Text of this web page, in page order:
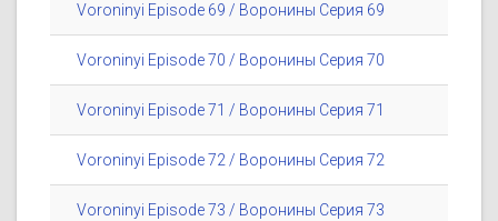
Voroninyi Episode 69 / Воронины Серия 69
Voroninyi Episode 70 / Воронины Серия 70
Voroninyi Episode 71 / Воронины Серия 71
Voroninyi Episode 72 / Воронины Серия 72
Voroninyi Episode 73 / Воронины Серия 73